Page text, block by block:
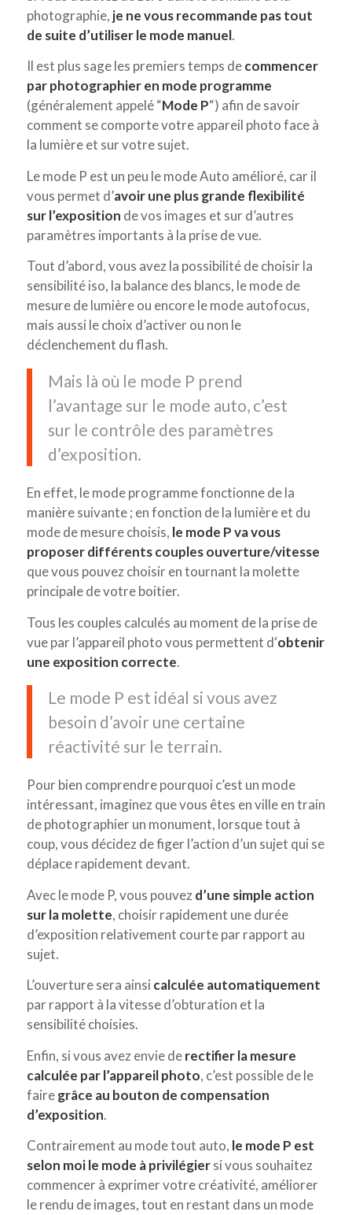
photographie, je ne vous recommande pas tout
de suite d’utiliser le mode manuel.
Il est plus sage les premiers temps decommencer
par photographier en mode programme
(généralement appelé “Mode P“) afin de savoir
comment se comporte votre appareil photo face à
la lumière et sur votre sujet.
Le mode P est un peu le mode Auto amélioré, car il
vous permet d’avoir une plus grande flexibilité
sur l’exposition de vos images et sur d’autres
paramètres importants à la prise de vue.
Tout d’abord, vous avez la possibilité de choisir la
sensibilité iso, la balance des blancs, le mode de
mesure de lumière ou encore le mode autofocus,
mais aussi le choix d’activer ou non le
déclenchement du flash.
Mais là où le mode P prend
l’avantage sur le mode auto, c’est
sur le contrôle des paramètres
d’exposition.
En effet, le mode programme fonctionne de la
manière suivante ; en fonction de la lumière et du
mode de mesure choisis, le mode P va vous
proposer différents couples ouverture/vitesse
que vous pouvez choisir en tournant la molette
principale de votre boitier.
Tous les couples calculés au moment de la prise de
vue par l’appareil photo vous permettent d‘obtenir
une exposition correcte.
Le mode P est idéal si vous avez
besoin d’avoir une certaine
réactivité sur le terrain.
Pour bien comprendre pourquoi c’est un mode
intéressant, imaginez que vous êtes en ville en train
de photographier un monument, lorsque tout à
coup, vous décidez de figer l’action d’un sujet qui se
déplace rapidement devant.
Avec le mode P, vous pouvezd’une simple action
sur la molette, choisir rapidement une durée
d’exposition relativement courte par rapport au
sujet.
L’ouverture sera ainsi calculée automatiquement
par rapport à la vitesse d’obturation et la
sensibilité choisies.
Enfin, si vous avez envie derectifier la mesure
calculée par l’appareil photo, c’est possible de le
fairegrâce au bouton de compensation
d’exposition.
Contrairement au mode tout auto, le mode P est
selon moi le mode à privilégiersi vous souhaitez
commencer à exprimer votre créativité, améliorer
le rendu de images, tout en restant dans un mode